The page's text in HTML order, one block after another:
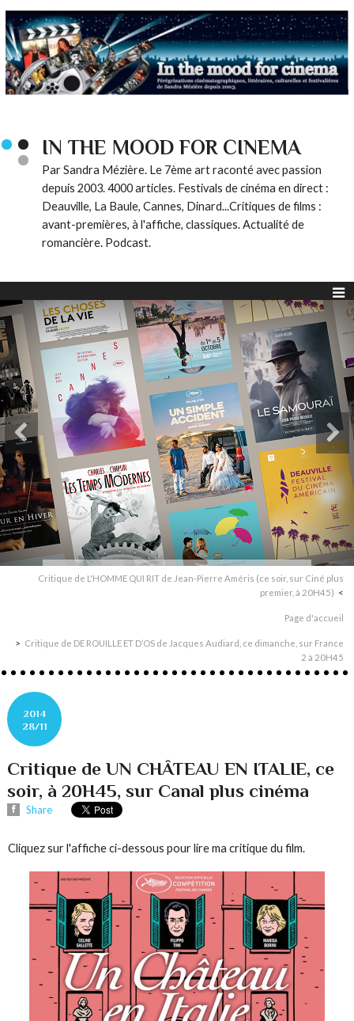
IN THE MOOD FOR CINEMA
Par Sandra Mézière. Le 7ème art raconté avec passion
depuis 2003. 4000 articles. Festivals de cinéma en direct :
Deauville, La Baule, Cannes, Dinard...Critiques de films :
avant-premières, à l'affiche, classiques. Actualité de
romancière. Podcast.
Critique de L'HOMME QUI RIT de Jean-Pierre Améris (ce soir, sur Ciné plus
premier, à 20H45)
Page d'accueil
Critique de DE ROUILLE ET D’OS de Jacques Audiard, ce dimanche, sur France
2 à 20H45
2014
28/11
Critique de UN CHÂTEAU EN ITALIE, ce
soir, à 20H45, sur Canal plus cinéma
Share
Cliquez sur l'affiche ci-dessous pour lire ma critique du film.